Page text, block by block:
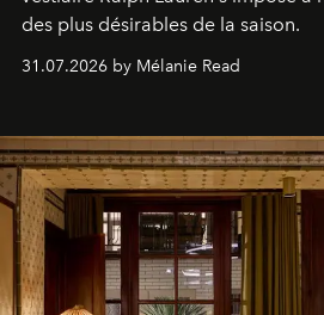
des plus désirables de la saison.
31.07.2026 by Mélanie Read